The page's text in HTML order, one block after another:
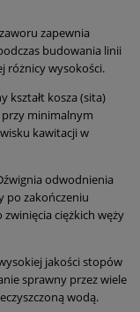
zapewnia
budowania linii
różnicy wysokości.
kształt kosza (sita)
minimalnym
kawitacji w
odwodnienia
po zakończeniu
ciężkich węży
jakości stopów
sprawny przez wiele
wodą.